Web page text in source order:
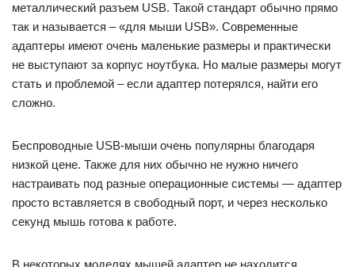
металлический разъем USB. Такой стандарт обычно прямо
так и называется – «для мыши USB». Современные
адаптеры имеют очень маленькие размеры и практически
не выступают за корпус ноутбука. Но малые размеры могут
стать и проблемой – если адаптер потерялся, найти его
сложно.
Беспроводные USB-мыши очень популярны благодаря
низкой цене. Также для них обычно не нужно ничего
настраивать под разные операционные системы — адаптер
просто вставляется в свободный порт, и через несколько
секунд мышь готова к работе.